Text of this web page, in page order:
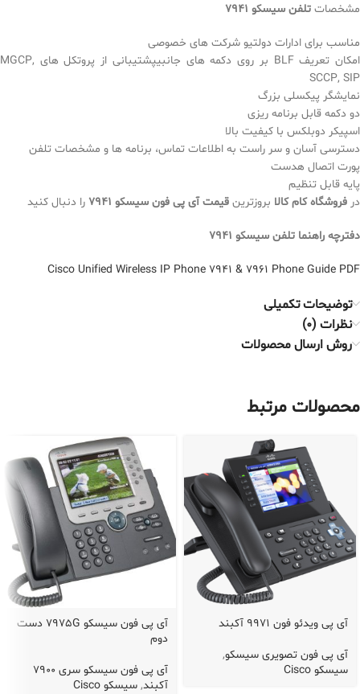
مشخصات تلفن سیسکو 7941
مناسب برای ادارات دولتیو شرکت های خصوصی
امکان تعریف BLF بر روی دکمه های جانبیپشتیبانی از پروتکل های MGCP,
SCCP, SIP
نمایشگر پیکسلی بزرگ
دو دکمه قابل برنامه ریزی
اسپیکر دوبلکس با کیفیت بالا
دسترسی آسان و سر راست به اطلاعات تماس، برنامه ها و مشخصات تلفن
پورت اتصال هدست
پایه قابل تنظیم
در فروشگاه کام کالا بروزترین قیمت آی پی فون سیسکو 7941 را دنبال کنید
دفترچه راهنما تلفن سیسکو 7941
Cisco Unified Wireless IP Phone 7941 & 7961 Phone Guide PDF
توضیحات تکمیلی
نظرات (0)
روش ارسال محصولات
محصولات مرتبط
آی پی ویدئو فون 9971 آکبند
آی پی فون تصویری سیسکو,
سیسکو Cisco
آی پی فون سیسکو 7975G دست
دوم
آی پی فون سیسکو سری 7900
آکبند, سیسکو Cisco